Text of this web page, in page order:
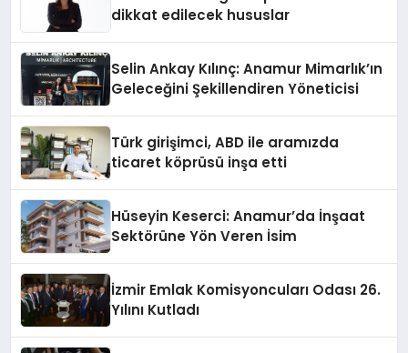
dikkat edilecek hususlar
Selin Ankay Kılınç: Anamur Mimarlık’ın
Geleceğini Şekillendiren Yöneticisi
Türk girişimci, ABD ile aramızda
ticaret köprüsü inşa etti
Hüseyin Keserci: Anamur’da İnşaat
Sektörüne Yön Veren İsim
İzmir Emlak Komisyoncuları Odası 26.
Yılını Kutladı